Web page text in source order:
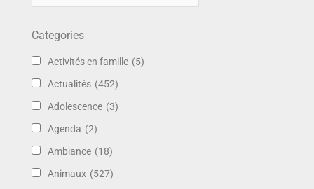
Categories
Activités en famille (5)
Actualités (452)
Adolescence (3)
Agenda (2)
Ambiance (18)
Animaux (527)